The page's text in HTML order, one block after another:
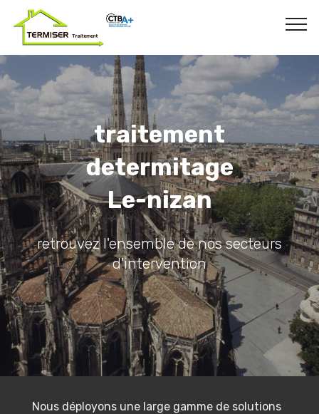
traitement
determitage
Le-nizan
retrouvez l'ensemble de nos secteurs
d'intervention
Nous déployons une large gamme de solutions